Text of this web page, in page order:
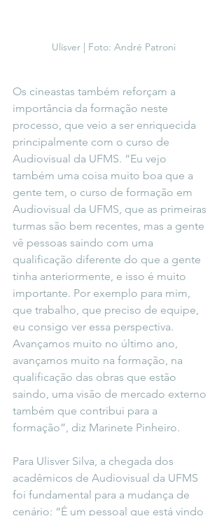
Ulísver | Foto: André Patroni
Os cineastas também reforçam a
importância da formação neste
processo, que veio a ser enriquecida
principalmente com o curso de
Audiovisual da UFMS. “Eu vejo
também uma coisa muito boa que a
gente tem, o curso de formação em
Audiovisual da UFMS, que as primeiras
turmas são bem recentes, mas a gente
vê pessoas saindo com uma
qualificação diferente do que a gente
tinha anteriormente, e isso é muito
importante. Por exemplo para mim,
que trabalho, que preciso de equipe,
eu consigo ver essa perspectiva.
Avançamos muito no último ano,
avançamos muito na formação, na
qualificação das obras que estão
saindo, uma visão de mercado externo
também que contribui para a
formação”, diz Marinete Pinheiro.
Para Ulisver Silva, a chegada dos
acadêmicos de Audiovisual da UFMS
foi fundamental para a mudança de
cenário: “É um pessoal que está vindo